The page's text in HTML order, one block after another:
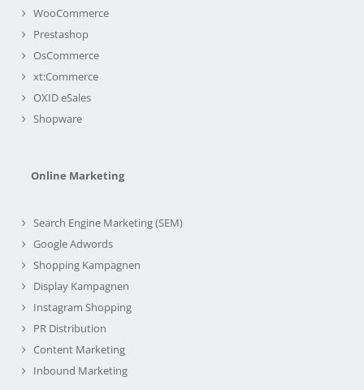
WooCommerce
Prestashop
OsCommerce
xt:Commerce
OXID eSales
Shopware
Online Marketing
Search Engine Marketing (SEM)
Google Adwords
Shopping Kampagnen
Display Kampagnen
Instagram Shopping
PR Distribution
Content Marketing
Inbound Marketing